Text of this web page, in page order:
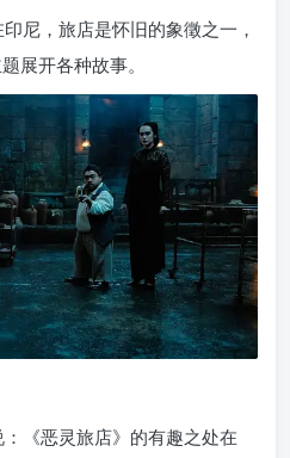
尼，旅店是怀旧的象徵之一，
展开各种故事。
《恶灵旅店》的有趣之处在